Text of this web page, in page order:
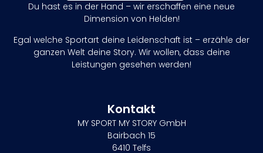
Du hast es in der Hand – wir erschaffen eine neue
Dimension von Helden!
Egal welche Sportart deine Leidenschaft ist – erzähle der
ganzen Welt deine Story. Wir wollen, dass deine
Leistungen gesehen werden!
Kontakt
MY SPORT MY STORY GmbH
Bairbach 15
6410 Telfs